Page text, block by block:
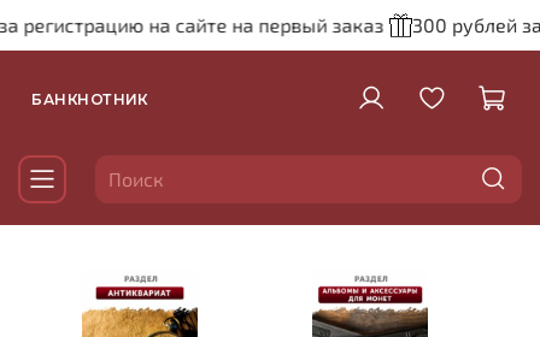
регистрацию на сайте на первый заказ 300 рублей
БАНКНОТНИК